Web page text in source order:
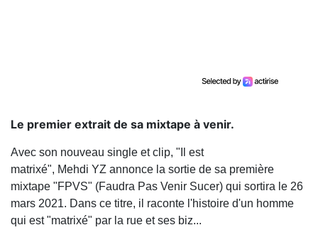
Le premier extrait de sa mixtape à venir.
Avec son nouveau single et clip, "Il est
matrixé", Mehdi YZ annonce la sortie de sa première
mixtape "FPVS" (Faudra Pas Venir Sucer) qui sortira le 26
mars 2021. Dans ce titre, il raconte l'histoire d'un homme
qui est "matrixé" par la rue et ses biz...